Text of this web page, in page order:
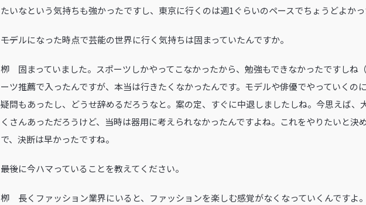
たいなという気持ちも強かったですし、東京に行くのは週1ぐらいのペースでちょうどよか
――モデルになった時点で芸能の世界に行く気持ちは固まっていたんですか。
栁 固まっていました。スポーツしかやってこなかったから、勉強もできなかったですしね
ーツ推薦で入ったんですが、本当は行きたくなかったんです。モデルや俳優でやっていくの
疑問もあったし、どうせ辞めるだろうなと。案の定、すぐに中退しましたしね。今思えば、
くさんあっただろうけど、当時は器用に考えられなかったんですよね。これをやりたいと決
で、決断は早かったですね。
――最後に今ハマっていることを教えてください。
栁 長くファッション業界にいると、ファッションを楽しむ感覚がなくなっていくんですよ